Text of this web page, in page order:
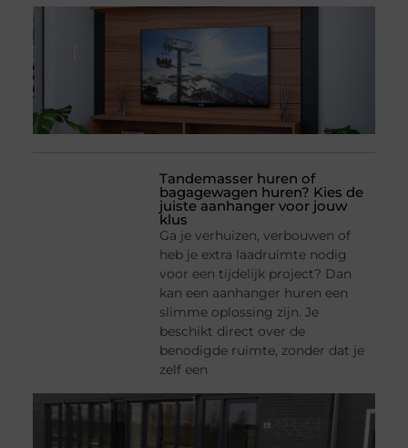
Tandemasser huren of
bagagewagen huren? Kies de
juiste aanhanger voor jouw
klus
Ga je verhuizen, verbouwen of
heb je extra laadruimte nodig
voor een tijdelijk project? Dan
kan een aanhanger huren een
slimme oplossing zijn. Je
beschikt direct over de
benodigde ruimte, zonder dat je
zelf een